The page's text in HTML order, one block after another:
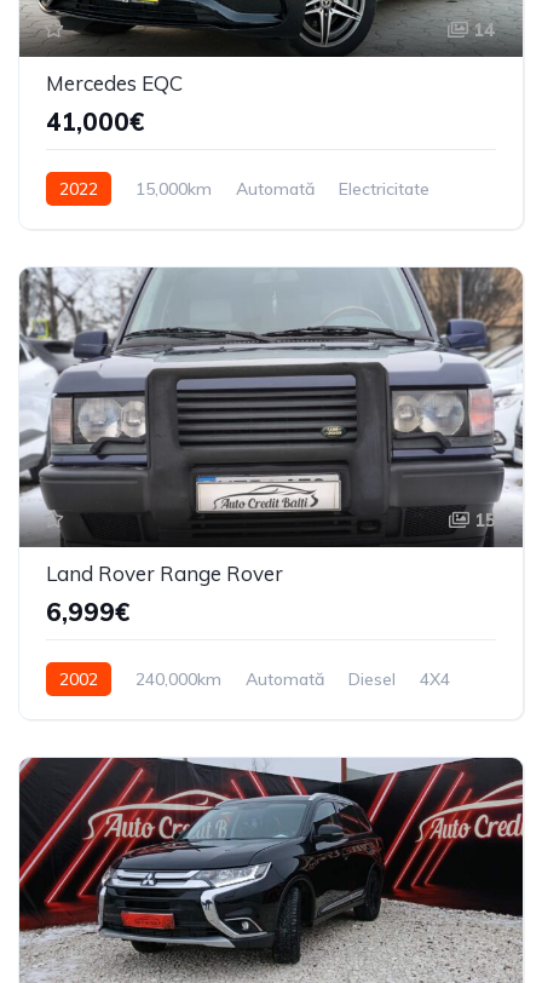
14
Mercedes EQC
41,000€
2022 15,000km Automată
Electricitate
15
Land Rover Range Rover
6,999€
2002 240,000km Automată Diesel 4X4